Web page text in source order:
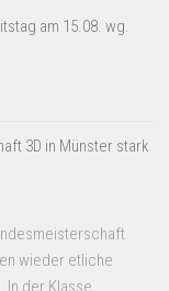
am 15.08. wg.
3D in Münster stark
wieder etliche
In der Klasse